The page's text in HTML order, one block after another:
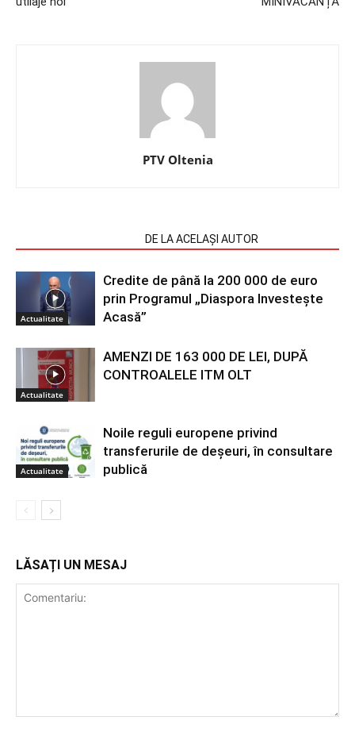
PTV Oltenia
DE LA ACELAȘI AUTOR
Actualitate
Credite de până la 200 000 de euro
prin Programul „Diaspora Investește
Acasă”
Actualitate
AMENZI DE 163 000 DE LEI, DUPĂ
CONTROALELE ITM OLT
Actualitate
Noile reguli europene privind
transferurile de deșeuri, în consultare
publică
LĂSAȚI UN MESAJ